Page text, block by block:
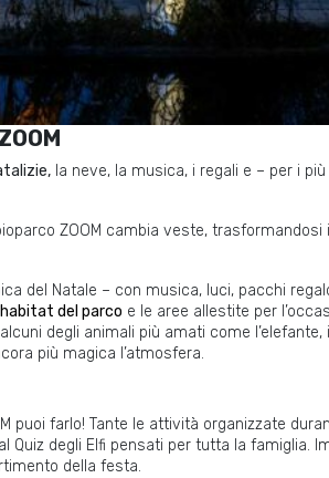
la neve, la musica, i regali e – per i
ZOOM cambia veste, trasformandosi
del Natale – con musica, luci, pacchi
habitat del parco e le aree allestite per
degli animali più amati come
più magica l’atmosfera.
puoi farlo! Tante le attività organizzate
Quiz degli Elfi pensati per tutta la famiglia.
della festa.